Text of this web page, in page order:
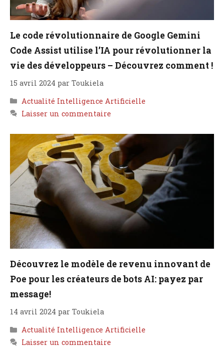
Le code révolutionnaire de Google Gemini
Code Assist utilise l’IA pour révolutionner la
vie des développeurs – Découvrez comment !
15 avril 2024 par Toukiela
Catégories
Actualité Intelligence Artificielle
Laisser un commentaire
Découvrez le modèle de revenu innovant de
Poe pour les créateurs de bots AI: payez par
message!
14 avril 2024 par Toukiela
Catégories
Actualité Intelligence Artificielle
Laisser un commentaire